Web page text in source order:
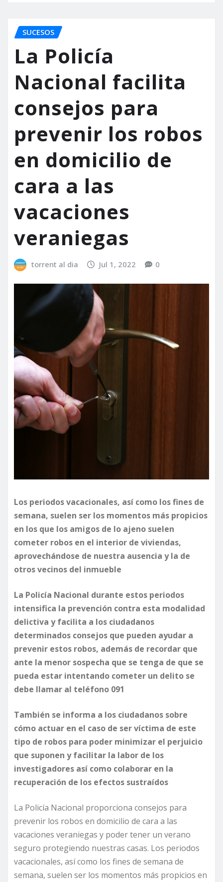
SUCESOS
La Policía
Nacional facilita
consejos para
prevenir los robos
en domicilio de
cara a las
vacaciones
veraniegas
torrent al dia Jul 1, 2022 0
Los periodos vacacionales, así como los fines de
semana, suelen ser los momentos más propicios
en los que los amigos de lo ajeno suelen
cometer robos en el interior de viviendas,
aprovechándose de nuestra ausencia y la de
otros vecinos del inmueble
La Policía Nacional durante estos periodos
intensifica la prevención contra esta modalidad
delictiva y facilita a los ciudadanos
determinados consejos que pueden ayudar a
prevenir estos robos, además de recordar que
ante la menor sospecha que se tenga de que se
pueda estar intentando cometer un delito se
debe llamar al teléfono 091
También se informa a los ciudadanos sobre
cómo actuar en el caso de ser víctima de este
tipo de robos para poder minimizar el perjuicio
que suponen y facilitar la labor de los
investigadores así como colaborar en la
recuperación de los efectos sustraídos
La Policía Nacional proporciona consejos para
prevenir los robos en domicilio de cara a las
vacaciones veraniegas y poder tener un verano
seguro protegiendo nuestras casas. Los periodos
vacacionales, así como los fines de semana de
semana, suelen ser los momentos más propicios en